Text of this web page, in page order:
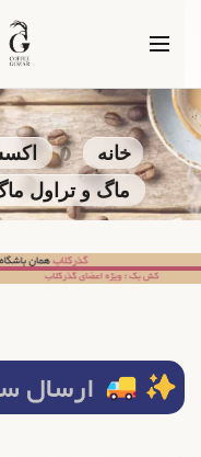
خانه
ماگ و تراول ماگ